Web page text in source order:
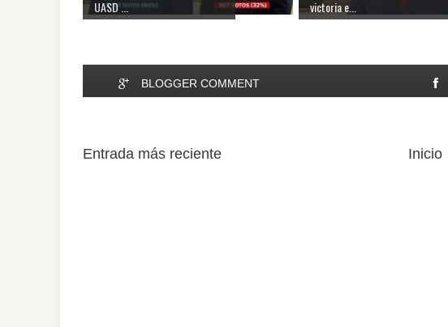
UASD ...
victoria e...
BLOGGER COMMENT
Entrada más reciente Inicio